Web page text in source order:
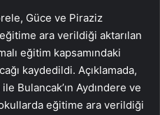
Güce ve Piraziz
ara verildiği aktarılan
eğitim kapsamındaki
kaydedildi. Açıklamada,
Bulancak’ın Aydındere ve
eğitime ara verildiği